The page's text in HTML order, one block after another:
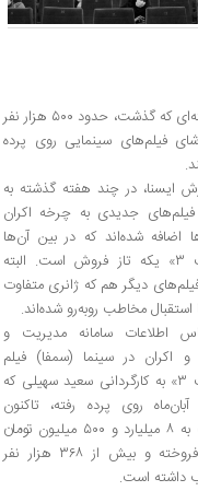
در هفته‌ای که گذشت، حدود ۵۰۰ هزار نفر
فیلم‌های سینمایی روی پرده
ایسنا، در چند هفته گذشته به
فیلم‌های جدیدی به چرخه اکران
اضافه شده‌اند که در بین آن‌ها
«گشت ۳» یکه تاز فروش است. البته
دیگر هم که ژانری متفاوت
استقبال مخاطب روبه‌رو شده‌اند.
اطلاعات سامانه مدیریت و
اکران در سینما (سمفا) فیلم
«گشت ۳» به کارگردانی سعید سهیلی که
از ۲۶ آبان‌ماه روی پرده رفته، تاکنون
نزدیک به ۸ میلیارد و ۵۰۰ میلیون تومان
بلیت فروخته و بیش از ۳۶۸ هزار نفر
داشته است.